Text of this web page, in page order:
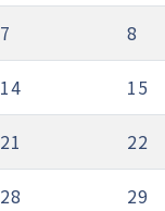
7 8
14 15
21 22
28 29